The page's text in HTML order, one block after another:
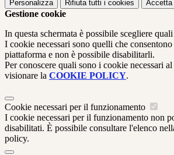
Personalizza Rifiuta tutti i cookies Accetta
Gestione cookie
In questa schermata è possibile scegliere
I cookie necessari sono quelli che
piattaforma e non è possibile disabilitarli.
Per conoscere quali sono i cookie necessari
visionare la COOKIE POLICY.
Cookie necessari per il funzionamento
I cookie necessari per il funzionamento non
disabilitati. È possibile consultare l'elenco
policy.